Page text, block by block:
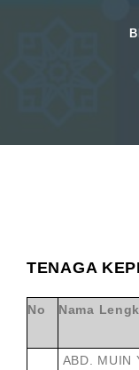
TENAGA
No Nama
ABD. MUIN